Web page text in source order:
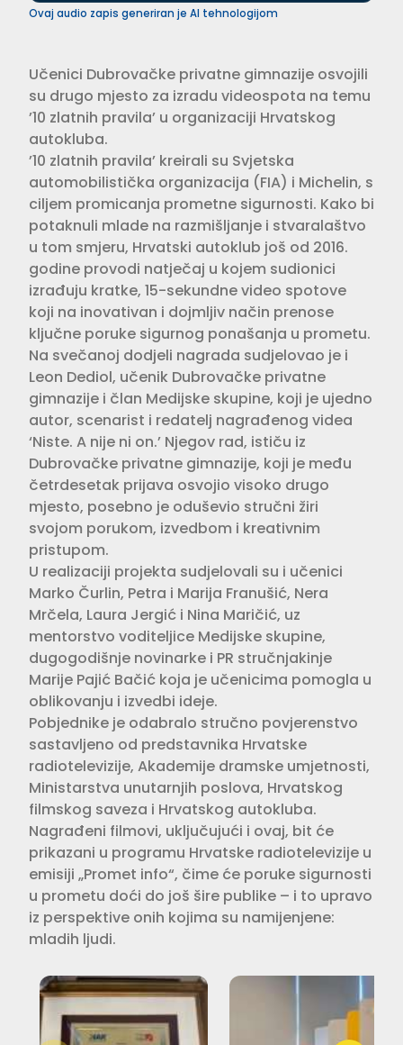
Ovaj audio zapis generiran je AI tehnologijom
Učenici Dubrovačke privatne gimnazije osvojili
su drugo mjesto za izradu videospota na temu
’10 zlatnih pravila’ u organizaciji Hrvatskog
autokluba.
’10 zlatnih pravila’ kreirali su Svjetska
automobilistička organizacija (FIA) i Michelin, s
ciljem promicanja prometne sigurnosti. Kako bi
potaknuli mlade na razmišljanje i stvaralaštvo
u tom smjeru, Hrvatski autoklub još od 2016.
godine provodi natječaj u kojem sudionici
izrađuju kratke, 15-sekundne video spotove
koji na inovativan i dojmljiv način prenose
ključne poruke sigurnog ponašanja u prometu.
Na svečanoj dodjeli nagrada sudjelovao je i
Leon Dediol, učenik Dubrovačke privatne
gimnazije i član Medijske skupine, koji je ujedno
autor, scenarist i redatelj nagrađenog videa
‘Niste. A nije ni on.’ Njegov rad, ističu iz
Dubrovačke privatne gimnazije, koji je među
četrdesetak prijava osvojio visoko drugo
mjesto, posebno je oduševio stručni žiri
svojom porukom, izvedbom i kreativnim
pristupom.
U realizaciji projekta sudjelovali su i učenici
Marko Čurlin, Petra i Marija Franušić, Nera
Mrčela, Laura Jergić i Nina Maričić, uz
mentorstvo voditeljice Medijske skupine,
dugogodišnje novinarke i PR stručnjakinje
Marije Pajić Bačić koja je učenicima pomogla u
oblikovanju i izvedbi ideje.
Pobjednike je odabralo stručno povjerenstvo
sastavljeno od predstavnika Hrvatske
radiotelevizije, Akademije dramske umjetnosti,
Ministarstva unutarnjih poslova, Hrvatskog
filmskog saveza i Hrvatskog autokluba.
Nagrađeni filmovi, uključujući i ovaj, bit će
prikazani u programu Hrvatske radiotelevizije u
emisiji „Promet info“, čime će poruke sigurnosti
u prometu doći do još šire publike – i to upravo
iz perspektive onih kojima su namijenjene:
mladih ljudi.